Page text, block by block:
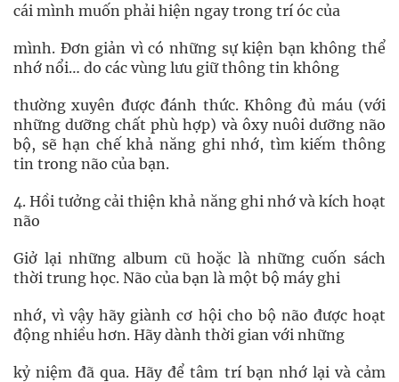
cái mình muốn phải hiện ngay trong trí óc của
mình. Đơn giản vì có những sự kiện bạn không thể
nhớ nổi… do các vùng lưu giữ thông tin không
thường xuyên được đánh thức. Không đủ máu (với
những dưỡng chất phù hợp) và ôxy nuôi dưỡng não
bộ, sẽ hạn chế khả năng ghi nhớ, tìm kiếm thông
tin trong não của bạn.
4. Hồi tưởng cải thiện khả năng ghi nhớ và kích hoạt
não
Giở lại những album cũ hoặc là những cuốn sách
thời trung học. Não của bạn là một bộ máy ghi
nhớ, vì vậy hãy giành cơ hội cho bộ não được hoạt
động nhiều hơn. Hãy dành thời gian với những
kỷ niệm đã qua. Hãy để tâm trí bạn nhớ lại và cảm